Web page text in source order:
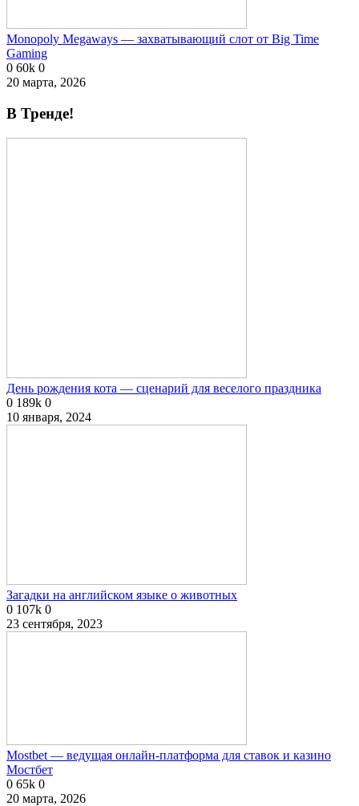
Monopoly Megaways — захватывающий слот от Big Time
Gaming
0 60k 0
20 марта, 2026
В Тренде!
День рождения кота — сценарий для веселого праздника
0 189k 0
10 января, 2024
Загадки на английском языке о животных
0 107k 0
23 сентября, 2023
Mostbet — ведущая онлайн-платформа для ставок и казино
Мостбет
0 65k 0
20 марта, 2026